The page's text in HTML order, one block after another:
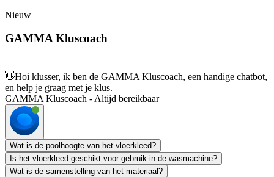
Nieuw
GAMMA Kluscoach
👋Hoi klusser, ik ben de GAMMA Kluscoach, een handige chatbot,
en help je graag met je klus.
GAMMA Kluscoach - Altijd bereikbaar
Wat is de poolhoogte van het vloerkleed?
Is het vloerkleed geschikt voor gebruik in de wasmachine?
Wat is de samenstelling van het materiaal?